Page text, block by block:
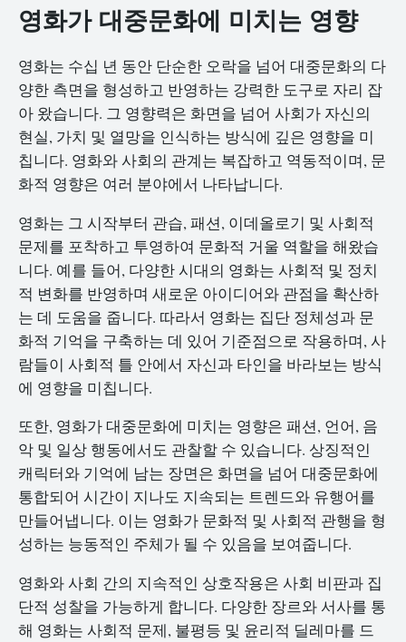
영화가 대중문화에 미치는 영향
영화는 수십 년 동안 단순한 오락을 넘어 대중문화의 다
양한 측면을 형성하고 반영하는 강력한 도구로 자리 잡
아 왔습니다. 그 영향력은 화면을 넘어 사회가 자신의
현실, 가치 및 열망을 인식하는 방식에 깊은 영향을 미
칩니다. 영화와 사회의 관계는 복잡하고 역동적이며, 문
화적 영향은 여러 분야에서 나타납니다.
영화는 그 시작부터 관습, 패션, 이데올로기 및 사회적
문제를 포착하고 투영하여 문화적 거울 역할을 해왔습
니다. 예를 들어, 다양한 시대의 영화는 사회적 및 정치
적 변화를 반영하며 새로운 아이디어와 관점을 확산하
는 데 도움을 줍니다. 따라서 영화는 집단 정체성과 문
화적 기억을 구축하는 데 있어 기준점으로 작용하며, 사
람들이 사회적 틀 안에서 자신과 타인을 바라보는 방식
에 영향을 미칩니다.
또한, 영화가 대중문화에 미치는 영향은 패션, 언어, 음
악 및 일상 행동에서도 관찰할 수 있습니다. 상징적인
캐릭터와 기억에 남는 장면은 화면을 넘어 대중문화에
통합되어 시간이 지나도 지속되는 트렌드와 유행어를
만들어냅니다. 이는 영화가 문화적 및 사회적 관행을 형
성하는 능동적인 주체가 될 수 있음을 보여줍니다.
영화와 사회 간의 지속적인 상호작용은 사회 비판과 집
단적 성찰을 가능하게 합니다. 다양한 장르와 서사를 통
해 영화는 사회적 문제, 불평등 및 윤리적 딜레마를 드